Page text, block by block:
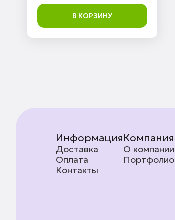
В КОРЗИНУ
Информация
Доставка
Оплата
Контакты
Компания
О компании
Портфолио